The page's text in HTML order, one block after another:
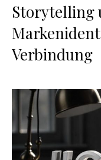
Storytelling
Verbindung